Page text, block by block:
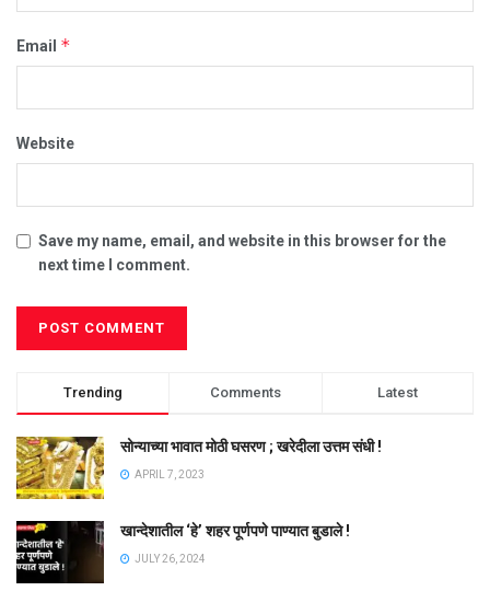
Email *
Website
Save my name, email, and website in this browser for the
next time I comment.
Trending Comments Latest
सोन्याच्या भावात मोठी घसरण ; खरेदीला उत्तम संधी !
APRIL 7, 2023
खान्देशातील ‘हे’ शहर पूर्णपणे पाण्यात बुडाले !
JULY 26, 2024